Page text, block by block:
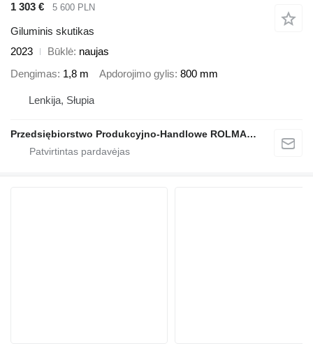
1 303 €
5 600 PLN
Giluminis skutikas
2023
Būklė naujas
Dengimas 1,8 m Apdorojimo gylis 800 mm
Lenkija, Słupia
Przedsiębiorstwo Produkcyjno-Handlowe ROLMAPOL Marcin Dziekan